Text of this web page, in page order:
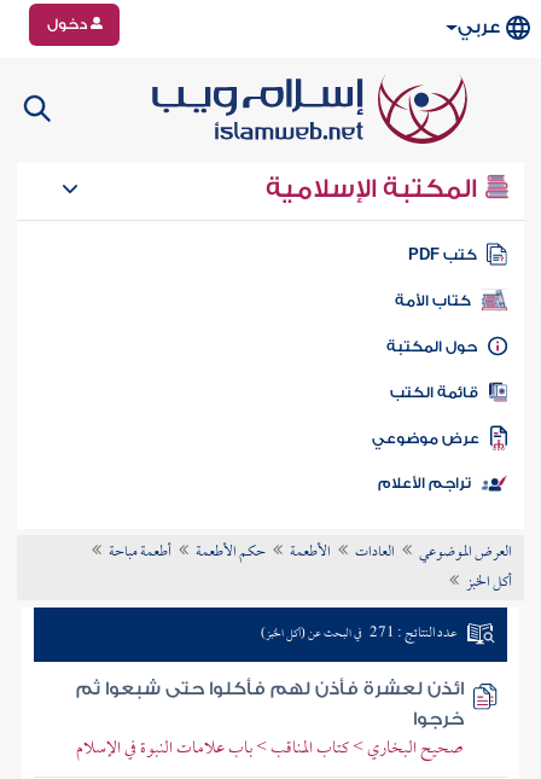
عربي دخول
المكتبة الإسلامية
كتب PDF
كتاب الأمة
المكتبة
الكتب
موضوعي
تراجم الأعلام
العرض الموضوعي العادات الأطعمة حكم الأطعمة
أطعمة مباحة
أكل الخبز
عدد النتائج : 271 في البحث عن (أكل الخبز)
ائذن لعشرة فأذن لهم فأكلوا حتى شبعوا ثم
خرجوا
صحيح البخاري > كتاب المناقب > باب علامات النبوة في الإسلام